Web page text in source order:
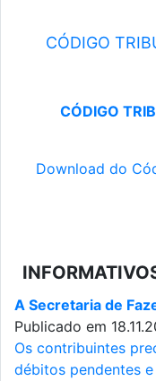
CÓDIGO
CÓDIGO
Download do
A Secretaria de
Publicado em
Os contribuintes
débitos pendentes